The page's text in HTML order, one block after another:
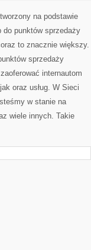
NAPRAWDĘ na podstawie
do punktów sprzedaży
to znacznie większy.
sprzedaży
internautom
oraz usług. W Sieci
w stanie na
wiele innych. Takie